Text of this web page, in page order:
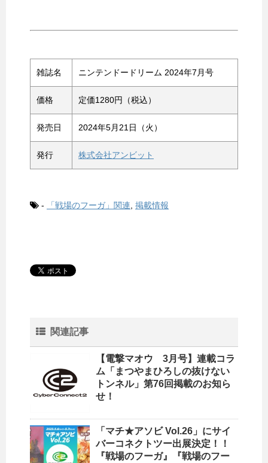
雑誌名 ニンテンドードリーム 2024年7月号
価格 定価1280円（税込）
発売日 2024年5月21日（火）
発行 株式会社アンビット
- 「戦場のフーガ」関連 掲載情報
関連記事
【電撃マオウ 3月号】連載コラ
ム「まつやまひろしの抜けない
トンネル」第76回掲載のお知ら
せ！
「マチ★アソビ Vol.26」にサイ
バーコネクトツー出展決定！！
『戦場のフーガ』『戦場のフー